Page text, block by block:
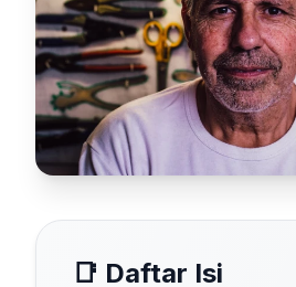
📑 Daftar Isi